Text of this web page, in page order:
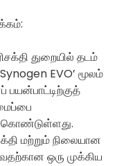
துறையில் தடம்
EVO’ மூலம்
கொண்டுள்ளது.
மற்றும் நிலையான
ஒரு முக்கிய